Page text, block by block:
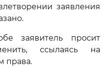
заявления
заявитель просит
ссылаясь на
права.